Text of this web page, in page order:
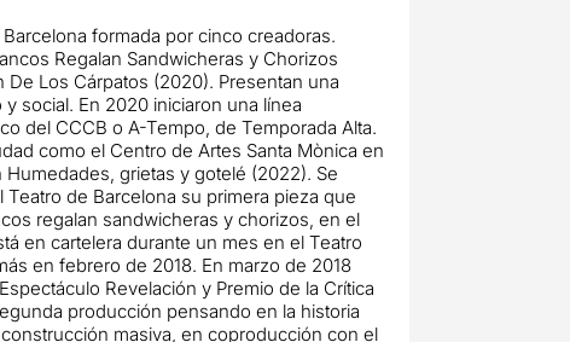
formada por cinco creadoras.
Regalan Sandwicheras y Chorizos
De Los Cárpatos (2020). Presentan una
social. En 2020 iniciaron una línea
del CCCB o A-Tempo, de Temporada Alta.
como el Centro de Artes Santa Mònica en
Humedades, grietas y gotelé (2022). Se
de Barcelona su primera pieza que
regalan sandwicheras y chorizos, en el
en cartelera durante un mes en el Teatro
en febrero de 2018. En marzo de 2018
Revelación y Premio de la Crítica
producción pensando en la historia
masiva, en coproducción con el